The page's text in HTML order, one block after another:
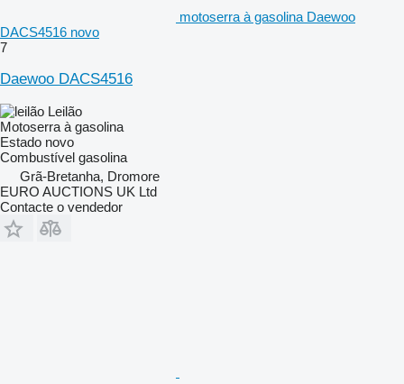
motoserra à gasolina Daewoo
DACS4516 novo
7
Daewoo DACS4516
Leilão
Motoserra à gasolina
Estado novo
Combustível gasolina
Grã-Bretanha, Dromore
EURO AUCTIONS UK Ltd
Contacte o vendedor